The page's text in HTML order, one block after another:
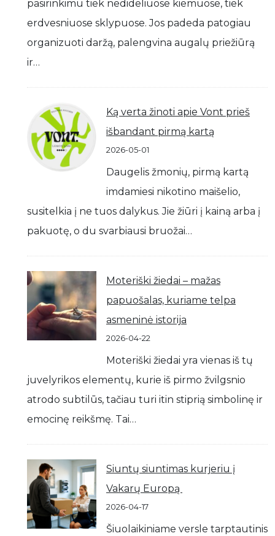
pasirinkimu tiek nedideliuose kiemuose, tiek
erdvesniuose sklypuose. Jos padeda patogiau
organizuoti daržą, palengvina augalų priežiūrą
ir…
Ką verta žinoti apie Vont prieš
išbandant pirmą kartą
2026-05-01
Daugelis žmonių, pirmą kartą
imdamiesi nikotino maišelio,
susitelkia į ne tuos dalykus. Jie žiūri į kainą arba į
pakuotę, o du svarbiausi bruožai…
Moteriški žiedai – mažas
papuošalas, kuriame telpa
asmeninė istorija
2026-04-22
Moteriški žiedai yra vienas iš tų
juvelyrikos elementų, kurie iš pirmo žvilgsnio
atrodo subtilūs, tačiau turi itin stiprią simbolinę ir
emocinę reikšmę. Tai…
Siuntų siuntimas kurjeriu į
Vakarų Europą
2026-04-17
Šiuolaikiniame versle tarptautinis